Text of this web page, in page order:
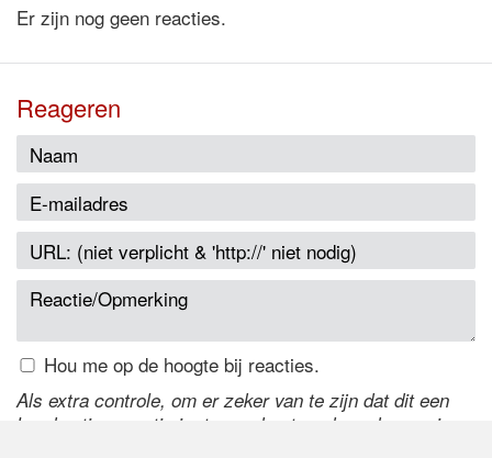
Er zijn nog geen reacties.
Reageren
Hou me op de hoogte bij reacties.
Als extra controle, om er zeker van te zijn dat dit een
handmatige reactie is, typ onderstaande code over in